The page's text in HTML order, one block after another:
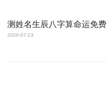
测姓名生辰八字算命运免费
2026-07-23